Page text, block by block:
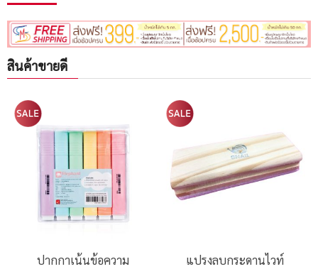
สินค้าขายดี
ปากกาเน้นข้อความ
แปรงลบกระดานไวท์